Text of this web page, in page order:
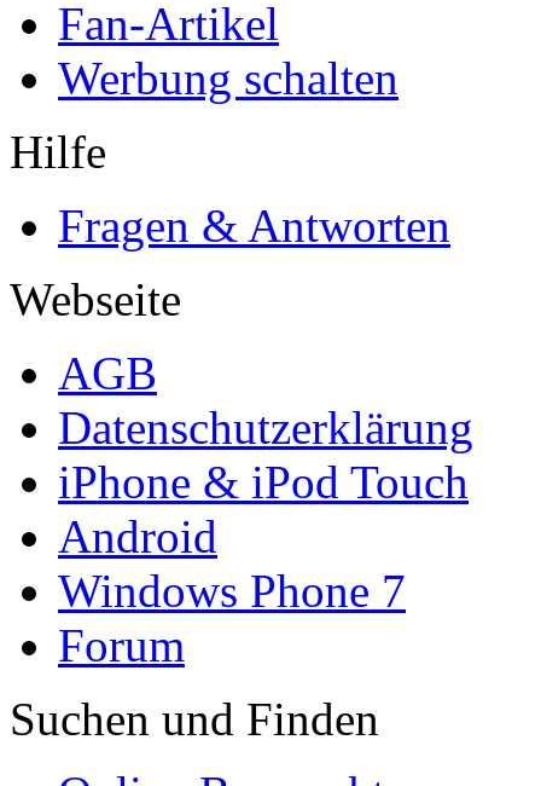
Fan-Artikel
Werbung schalten
Hilfe
Fragen & Antworten
Webseite
AGB
Datenschutzerklärung
iPhone & iPod Touch
Android
Windows Phone 7
Forum
Suchen und Finden